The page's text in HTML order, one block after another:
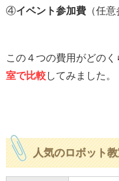
④イベント参加費（任意
この４つの費用がどのく
室で比較してみました。
人気のロボット